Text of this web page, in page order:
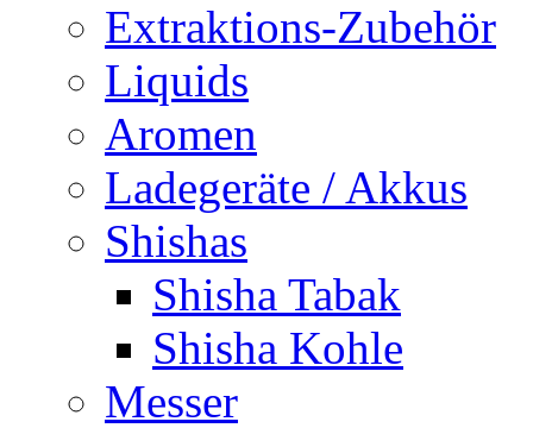
Extraktions-Zubehör
Liquids
Aromen
Ladegeräte / Akkus
Shishas
Shisha Tabak
Shisha Kohle
Messer